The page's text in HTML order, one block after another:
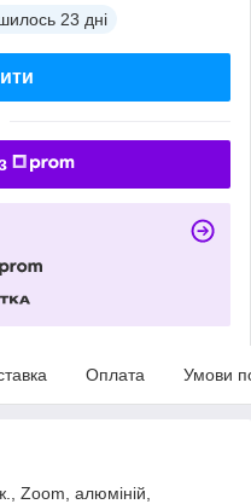
23 дні
Оплата Умови
Zoom, алюміній,